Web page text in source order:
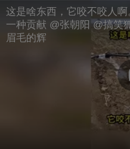
这是啥东西，它咬不咬人
一种贡献 @张朝阳 @搞笑
眉毛的辉